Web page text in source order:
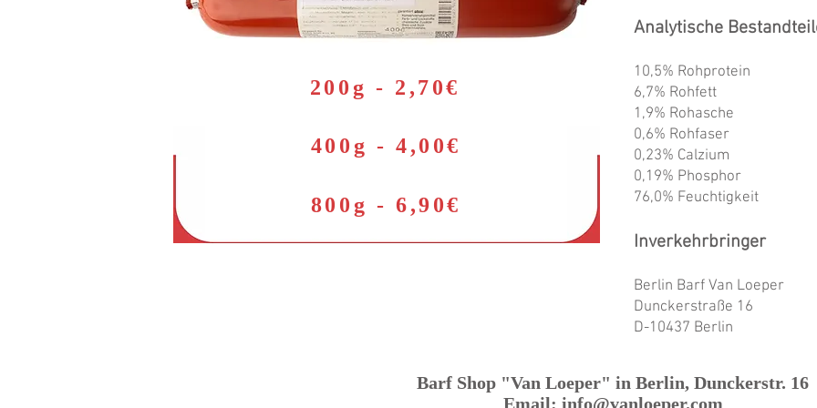
200g - 2,70€
400g - 4,00€
800g - 6,90€
Analytische
10,5% Rohprotein
6,7% Rohfett
1,9% Rohasche
0,6% Rohfaser
0,23% Calzium
0,19% Phosphor
76,0% Feuchtigkeit
Inverkehrbringer
Berlin Barf Van Loeper
Dunckerstraße 16
D-10437 Berlin
Barf Shop "Van Loeper" in Berlin, Dunckerstr. 16
Email: info@vanloeper.com